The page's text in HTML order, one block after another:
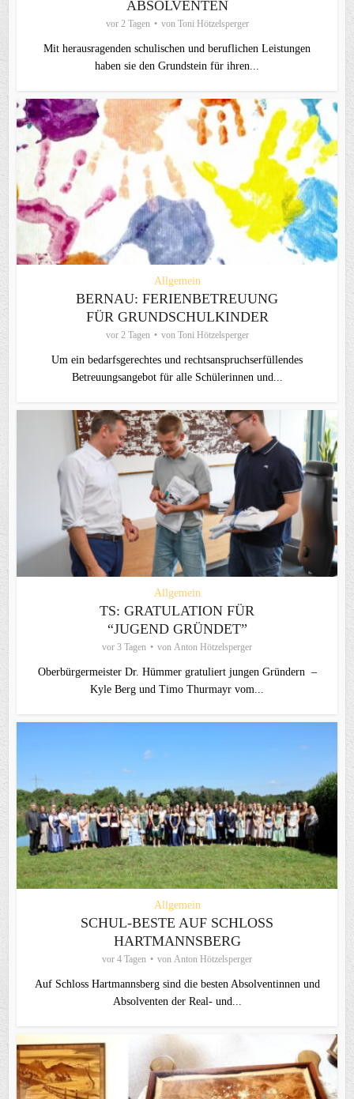
ABSOLVENTEN
vor 2 Tagen von Toni Hötzelsperger
Mit herausragenden schulischen und beruflichen Leistungen
haben sie den Grundstein für ihren...
Allgemein
BERNAU: FERIENBETREUUNG
FÜR GRUNDSCHULKINDER
vor 2 Tagen von Toni Hötzelsperger
Um ein bedarfsgerechtes und rechtsanspruchserfüllendes
Betreuungsangebot für alle Schülerinnen und...
Allgemein
TS: GRATULATION FÜR
“JUGEND GRÜNDET”
vor 3 Tagen von Anton Hötzelsperger
Oberbürgermeister Dr. Hümmer gratuliert jungen Gründern –
Kyle Berg und Timo Thurmayr vom...
Allgemein
SCHUL-BESTE AUF SCHLOSS
HARTMANNSBERG
vor 4 Tagen von Anton Hötzelsperger
Auf Schloss Hartmannsberg sind die besten Absolventinnen und
Absolventen der Real- und...